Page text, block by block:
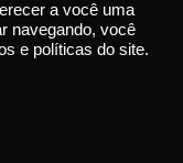
a você uma
navegando, você
e políticas do site.